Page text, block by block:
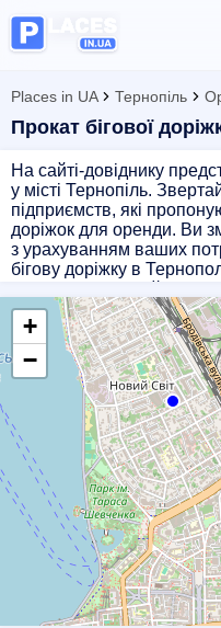
Places in UA Тернопіль
Прокат бігової
На сайті-довіднику
у місті Тернопіль.
підприємств, які
доріжок для оренди. Ви
з урахуванням ваших
бігову доріжку в
гарантують якісне
Обирайте надійний
для здорового та
+
−